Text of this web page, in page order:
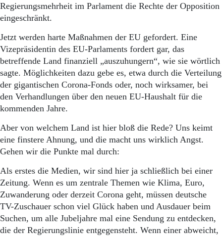
Archiv
Kontakt
Impressum
Datenschutz
Regierungsmehrheit im Parlament die Rechte der Opposition
eingeschränkt.
Jetzt werden harte Maßnahmen der EU gefordert. Eine
Vizepräsidentin des EU-Parlaments fordert gar, das
betreffende Land finanziell „auszuhungern“, wie sie wörtlich
sagte. Möglichkeiten dazu gebe es, etwa durch die Verteilung
der gigantischen Corona-Fonds oder, noch wirksamer, bei
den Verhandlungen über den neuen EU-Haushalt für die
kommenden Jahre.
Aber von welchem Land ist hier bloß die Rede? Uns keimt
eine finstere Ahnung, und die macht uns wirklich Angst.
Gehen wir die Punkte mal durch:
Als erstes die Medien, wir sind hier ja schließlich bei einer
Zeitung. Wenn es um zentrale Themen wie Klima, Euro,
Zuwanderung oder derzeit Corona geht, müssen deutsche
TV-Zuschauer schon viel Glück haben und Ausdauer beim
Suchen, um alle Jubeljahre mal eine Sendung zu entdecken,
die der Regierungslinie entgegensteht. Wenn einer abweicht,